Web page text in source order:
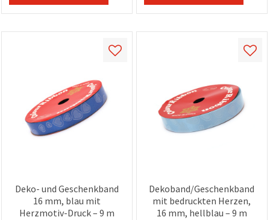
Deko- und Geschenkband
16 mm, blau mit
Herzmotiv-Druck – 9 m
Dekoband/Geschenkband
mit bedruckten Herzen,
16 mm, hellblau – 9 m